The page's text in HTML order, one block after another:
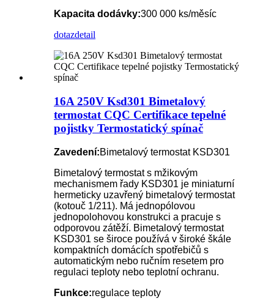
Kapacita dodávky:300 000 ks/měsíc
dotazdetail
16A 250V Ksd301 Bimetalový
termostat CQC Certifikace tepelné
pojistky Termostatický spínač
Zavedení:Bimetalový termostat KSD301
Bimetalový termostat s mžikovým
mechanismem řady KSD301 je miniaturní
hermeticky uzavřený bimetalový termostat
(kotouč 1/211). Má jednopólovou
jednopolohovou konstrukci a pracuje s
odporovou zátěží. Bimetalový termostat
KSD301 se široce používá v široké škále
kompaktních domácích spotřebičů s
automatickým nebo ručním resetem pro
regulaci teploty nebo teplotní ochranu.
Funkce:regulace teploty